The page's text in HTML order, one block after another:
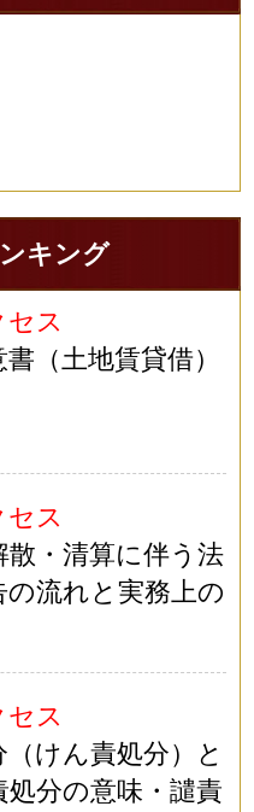
キング
セス
（土地賃貸借）
セス
散・清算に伴う法
の流れと実務上の
セス
けん責処分）と
処分の意味・譴責